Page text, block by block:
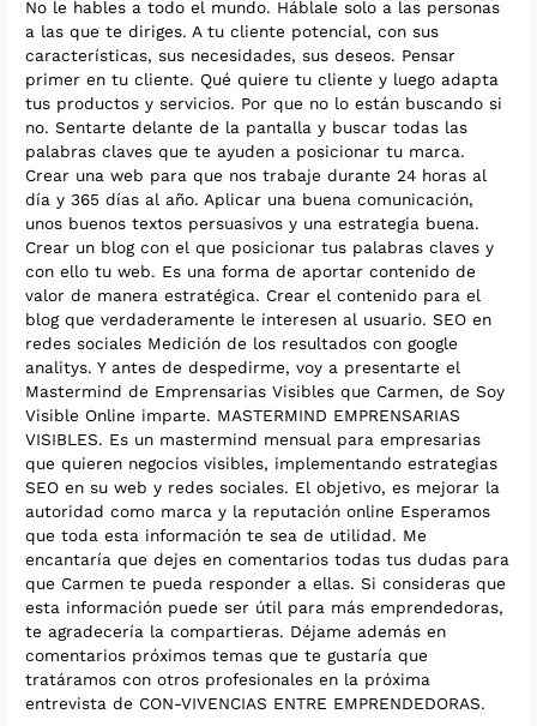
No le hables a todo el mundo. Háblale solo a las personas
a las que te diriges. A tu cliente potencial, con sus
características, sus necesidades, sus deseos. Pensar
primer en tu cliente. Qué quiere tu cliente y luego adapta
tus productos y servicios. Por que no lo están buscando si
no. Sentarte delante de la pantalla y buscar todas las
palabras claves que te ayuden a posicionar tu marca.
Crear una web para que nos trabaje durante 24 horas al
día y 365 días al año. Aplicar una buena comunicación,
unos buenos textos persuasivos y una estrategia buena.
Crear un blog con el que posicionar tus palabras claves y
con ello tu web. Es una forma de aportar contenido de
valor de manera estratégica. Crear el contenido para el
blog que verdaderamente le interesen al usuario. SEO en
redes sociales Medición de los resultados con google
analitys. Y antes de despedirme, voy a presentarte el
Mastermind de Emprensarias Visibles que Carmen, de Soy
Visible Online imparte. MASTERMIND EMPRENSARIAS
VISIBLES. Es un mastermind mensual para empresarias
que quieren negocios visibles, implementando estrategias
SEO en su web y redes sociales. El objetivo, es mejorar la
autoridad como marca y la reputación online Esperamos
que toda esta información te sea de utilidad. Me
encantaría que dejes en comentarios todas tus dudas para
que Carmen te pueda responder a ellas. Si consideras que
esta información puede ser útil para más emprendedoras,
te agradecería la compartieras. Déjame además en
comentarios próximos temas que te gustaría que
tratáramos con otros profesionales en la próxima
entrevista de CON-VIVENCIAS ENTRE EMPRENDEDORAS.